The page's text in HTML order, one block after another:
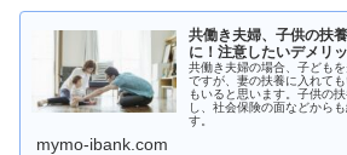
共働き夫婦、子供の扶
に！注意したいデメリ
共働き夫婦の場合、子ども
ですが、妻の扶養に入れて
もいると思います。子供の
し、社会保険の面などから
す。
mymo-ibank.com